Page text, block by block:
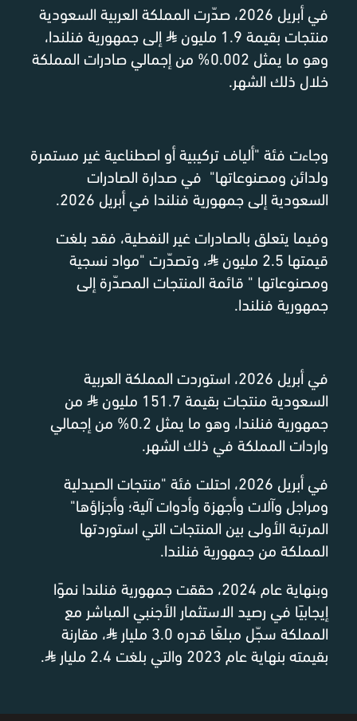
في أبريل 2026، صدّرت المملكة العربية السعودية
منتجات بقيمة 1.9 مليون
⃁ إلى جمهورية فنلندا،
وهو ما يمثل 0.002% من إجمالي صادرات المملكة
خلال ذلك الشهر.
وجاءت فئة "ألياف تركيبية أو اصطناعية غير مستمرة
ولدائن ومصنوعاتها" في صدارة الصادرات
السعودية إلى جمهورية فنلندا في أبريل 2026.
وفيما يتعلق بالصادرات غير النفطية، فقد بلغت
قيمتها 2.5 مليون
⃁، وتصدّرت "مواد نسجية
ومصنوعاتها " قائمة المنتجات المصدّرة إلى
جمهورية فنلندا.
في أبريل 2026، استوردت المملكة العربية
السعودية منتجات بقيمة 151.7 مليون
⃁ من
جمهورية فنلندا، وهو ما يمثل 0.2% من إجمالي
واردات المملكة في ذلك الشهر.
في أبريل 2026، احتلت فئة "منتجات الصيدلية
ومراجل وآلات وأجهزة وأدوات آلية؛ وأجزاؤها"
المرتبة الأولى بين المنتجات التي استوردتها
المملكة من جمهورية فنلندا.
وبنهاية عام 2024، حققت جمهورية فنلندا نموًا
إيجابيًا في رصيد الاستثمار الأجنبي المباشر مع
المملكة سجّل مبلغًا قدره 3.0 مليار
⃁، مقارنة
بقيمته بنهاية عام 2023 والتي بلغت 2.4 مليار
⃁
.